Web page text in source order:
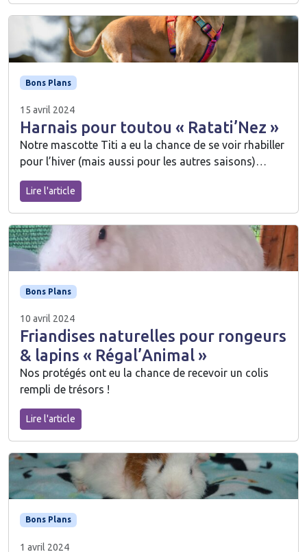
Bons Plans
15 avril 2024
Harnais pour toutou « Ratati’Nez »
Notre mascotte Titi a eu la chance de se voir rhabiller
pour l’hiver (mais aussi pour les autres saisons)…
Lire l'article
Bons Plans
10 avril 2024
Friandises naturelles pour rongeurs
& lapins « Régal’Animal »
Nos protégés ont eu la chance de recevoir un colis
rempli de trésors !
Lire l'article
Bons Plans
1 avril 2024